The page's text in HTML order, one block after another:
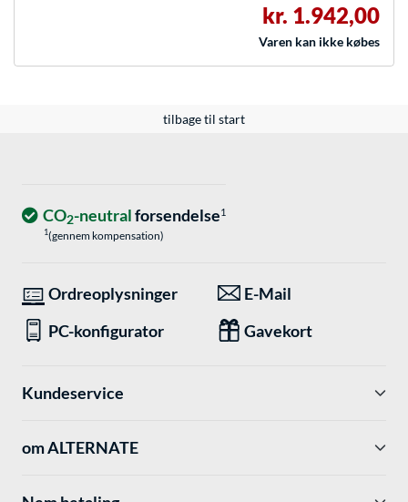
kr. 1.942,00
Varen kan ikke købes
tilbage til start
CO2-neutralforsendelse1
1(gennem kompensation)
Ordreoplysninger
E-Mail
PC-konfigurator
Gavekort
Kundeservice
om ALTERNATE